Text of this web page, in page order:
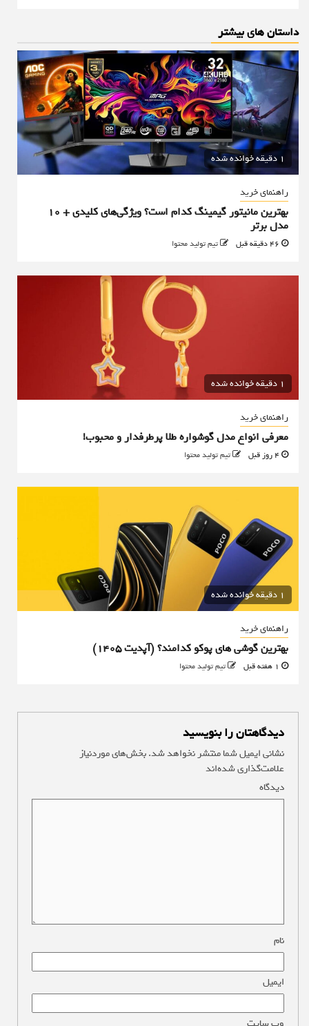
داستان های بیشتر
1 دقیقه خوانده شده
راهنمای خرید
بهترین مانیتور گیمینگ کدام است؟ ویژگی‌های کلیدی + 10
مدل برتر
تیم تولید محتوا
1 دقیقه خوانده شده
راهنمای خرید
معرفی انواع مدل گوشواره طلا پرطرفدار و محبوب!
تیم تولید محتوا
1 دقیقه خوانده شده
راهنمای خرید
بهترین گوشی های پوکو کدامند؟ (آپدیت ۱۴۰۵)
تیم تولید محتوا
دیدگاهتان را بنویسید
نشانی ایمیل شما منتشر نخواهد شد.بخش‌های موردنیاز
علامت‌گذاری شده‌اند
دیدگاه
نام
ایمیل